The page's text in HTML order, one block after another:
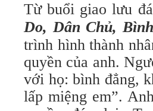
Từ buổi giao lưu
Do, Dân Chủ,
trình hình thành
quyền của anh.
với họ: bình đẳng,
lấp miệng em”.